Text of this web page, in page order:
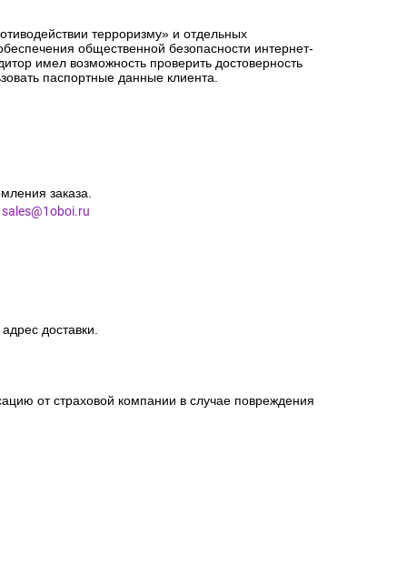
терроризму» и отдельных
общественной безопасности интернет-
имел возможность проверить достоверность
паспортные данные клиента.
заказа.
sales@1oboi.ru
доставки.
от страховой компании в случае повреждения